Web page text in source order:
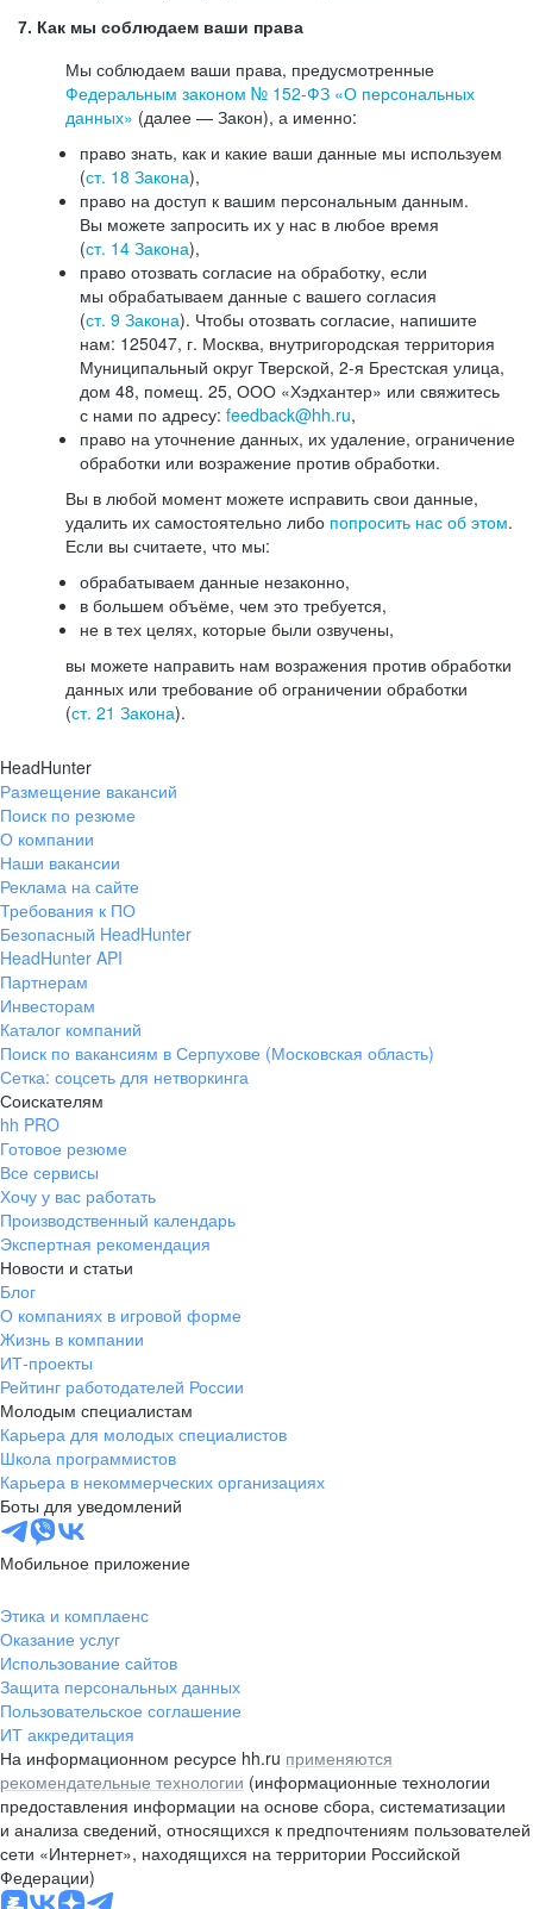
7. Как мы соблюдаем ваши права
Мы соблюдаем ваши права, предусмотренные
Федеральным законом № 152-ФЗ «О персональных
данных» (далее — Закон), а именно:
право знать, как и какие ваши данные мы используем
(ст. 18 Закона),
право на доступ к вашим персональным данным.
Вы можете запросить их у нас в любое время
(ст. 14 Закона),
право отозвать согласие на обработку, если
мы обрабатываем данные с вашего согласия
(ст. 9 Закона). Чтобы отозвать согласие, напишите
нам: 125047, г. Москва, внутригородская территория
Муниципальный округ Тверской, 2-я Брестская улица,
дом 48, помещ. 25, ООО «Хэдхантер» или свяжитесь
с нами по адресу: feedback@hh.ru,
право на уточнение данных, их удаление, ограничение
обработки или возражение против обработки.
Вы в любой момент можете исправить свои данные,
удалить их самостоятельно либо попросить нас об этом.
Если вы считаете, что мы:
обрабатываем данные незаконно,
в большем объёме, чем это требуется,
не в тех целях, которые были озвучены,
вы можете направить нам возражения против обработки
данных или требование об ограничении обработки
(ст. 21 Закона).
HeadHunter
Размещение вакансий
Поиск по резюме
О компании
Наши вакансии
Реклама на сайте
Требования к ПО
Безопасный HeadHunter
HeadHunter API
Партнерам
Инвесторам
Каталог компаний
Поиск по вакансиям в Серпухове (Московская область)
Сетка: соцсеть для нетворкинга
Соискателям
hh PRO
Готовое резюме
Все сервисы
Хочу у вас работать
Производственный календарь
Экспертная рекомендация
Новости и статьи
Блог
О компаниях в игровой форме
Жизнь в компании
ИТ-проекты
Рейтинг работодателей России
Молодым специалистам
Карьера для молодых специалистов
Школа программистов
Карьера в некоммерческих организациях
Боты для уведомлений
Мобильное приложение
Этика и комплаенс
Оказание услуг
Использование сайтов
Защита персональных данных
Пользовательское соглашение
ИТ аккредитация
На информационном ресурсе hh.ru применяются
рекомендательные технологии (информационные технологии
предоставления информации на основе сбора, систематизации
и анализа сведений, относящихся к предпочтениям пользователей
сети «Интернет», находящихся на территории Российской
Федерации)